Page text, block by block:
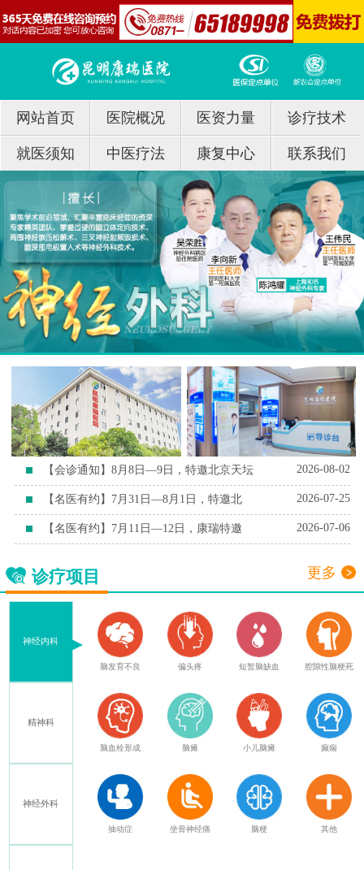
网站首页 医院概况 医资力量 诊疗技术
就医须知 中医疗法 康复中心 联系我们
【会诊通知】8月8日—9日，特邀北京天坛 2026-08-02
【名医有约】7月31日—8月1日，特邀北 2026-07-25
【名医有约】7月11日—12日，康瑞特邀 2026-07-06
诊疗项目 更多
神经内科
精神科
神经外科
脑发育不良 偏头疼 短暂脑缺血 腔隙性脑梗死
脑血栓形成 脑瘫 小儿脑瘫 癫痫
抽动症 坐骨神经痛 脑梗 其他